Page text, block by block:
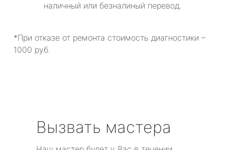
наличный или безналиный перевод.
*При отказе от ремонта стоимость диагностики –
1000 руб.
Вызвать мастера